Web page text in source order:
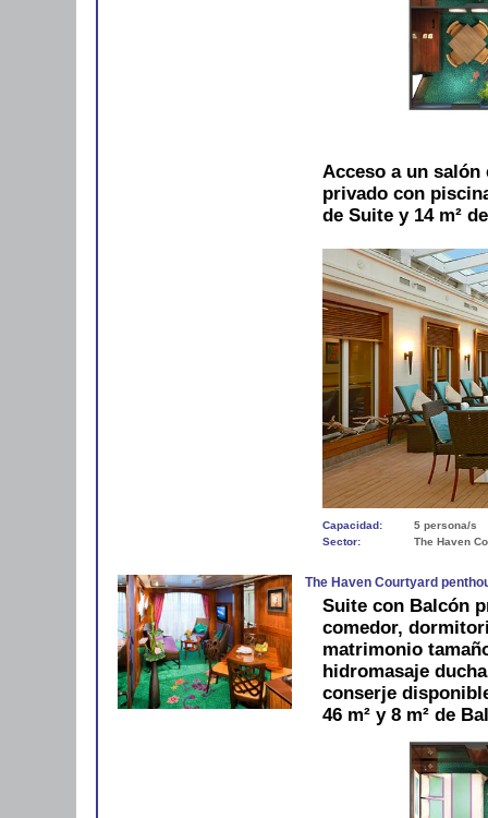
Acceso a un
privado con
de Suite y 14 m²
Capacidad:
5 persona/s
Sector:
The Haven
The Haven Courtyard
Suite con Balcón
comedor,
matrimonio
hidromasaje
conserje
46 m² y 8 m² de